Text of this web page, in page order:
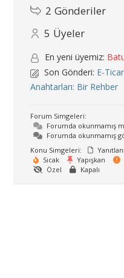
2 Gönderiler
5 Üyeler
En yeni üyemiz:
Son Gönderi: E-
Anahtarları: Bir Rehber
Forum Simgeleri:
Forumda okunmamış
Forumda okunmamış
Konu Simgeleri:
Sıcak
Yapışkan
Özel
Kapalı